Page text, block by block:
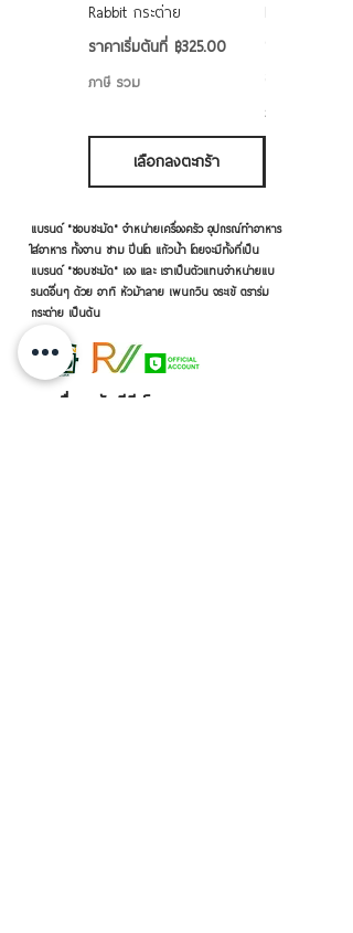
Rabbit กระต่าย
ราคาเริ่มต้นที่ ฿325.00
ราคาขายลด
ภาษี รวม
เลือกลงตะกร้า
ภาษี รวม
แบรนด์ "ชอบชะมัด" จำหน่ายเครื่องครัว อุปกรณ์ทำอาหาร
ใส่อาหาร ทั้งจาน ชาม ปิ่นโต แก้วน้ำ โดยจะมีทั้งที่เป็น
แบรนด์ "ชอบชะมัด" เอง และ เราเป็นตัวแทนจำหน่ายแบ
รนด์อื่นๆ ด้วย อาทิ หัวม้าลาย เพนกวิน จระเข้ ตราร่ม
กระต่าย เป็นต้น
เครื่องครัวดีดี โดย RVVSHOPPING